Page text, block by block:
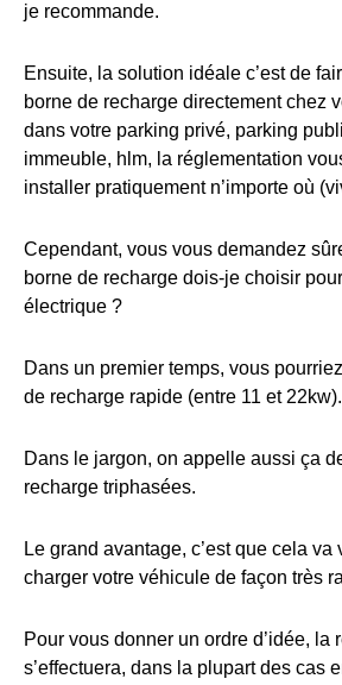
je recommande.
Ensuite, la solution idéale c’est de
borne de recharge directement chez
dans votre parking privé, parking
immeuble, hlm, la réglementation
installer pratiquement n’importe où
Cependant, vous vous demandez
borne de recharge dois-je choisir
électrique ?
Dans un premier temps, vous
de recharge rapide (entre 11 et 22kw).
Dans le jargon, on appelle aussi ça
recharge triphasées.
Le grand avantage, c’est que cela va
charger votre véhicule de façon très
Pour vous donner un ordre d’idée, la
s’effectuera, dans la plupart des cas